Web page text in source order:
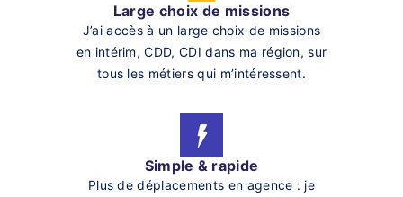
Large choix de missions
J’ai accès à un large choix de missions
en intérim, CDD, CDI dans ma région, sur
tous les métiers qui m’intéressent.
Simple & rapide
Plus de déplacements en agence : je